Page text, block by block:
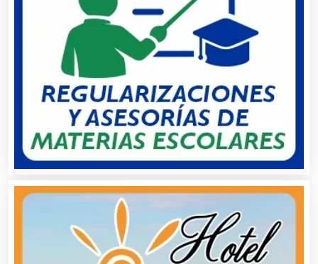
Automatización
Automóviles Nuevos y Usados
Autopartes Eléctricas
Avaluos
Balnearios